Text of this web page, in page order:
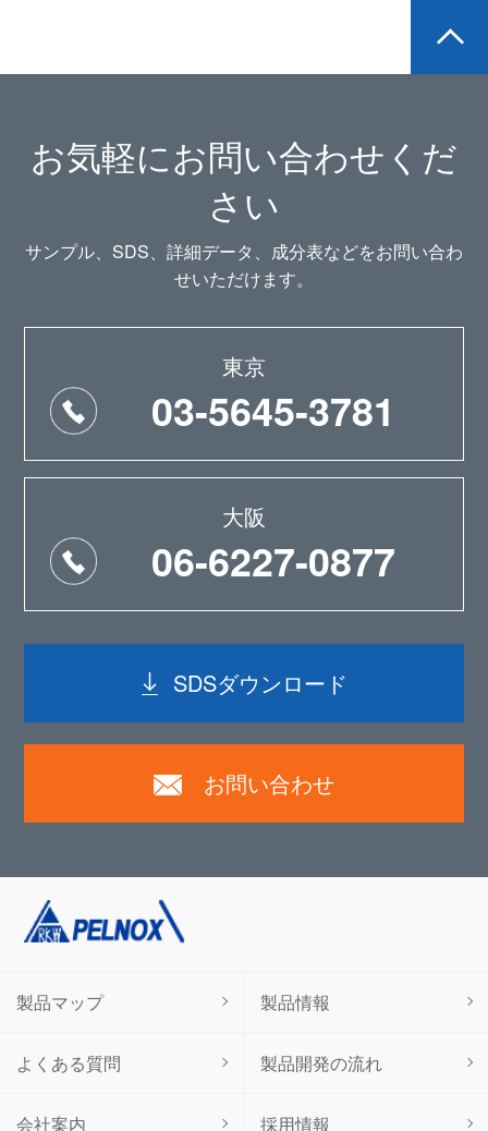
お気軽にお問い合わせくだ
さい
サンプル、SDS、詳細データ、成分表などをお問い合わ
せいただけます。
東京
03-5645-3781
大阪
06-6227-0877
SDSダウンロード
お問い合わせ
製品マップ 製品情報
よくある質問 製品開発の流れ
会社案内 採用情報